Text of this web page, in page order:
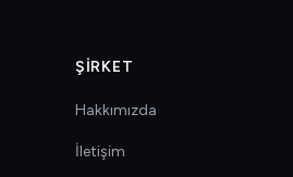
ŞIRKET
Hakkımızda
İletişim